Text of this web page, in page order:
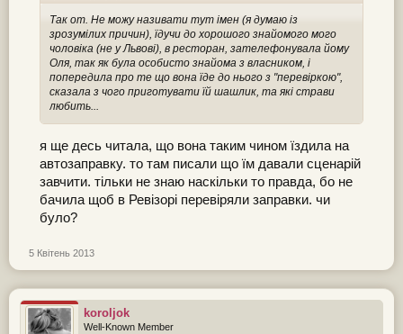
Так от. Не можу називати тут імен (я думаю із
зрозумілих причин), їдучи до хорошого знайомого мого
чоловіка (не у Львові), в ресторан, зателефонувала йому
Оля, так як була особисто знайома з власником, і
попередила про те що вона їде до нього з "перевіркою",
сказала з чого приготувати їй шашлик, та які страви
любить...
я ще десь читала, що вона таким чином їздила на
автозаправку. то там писали що їм давали сценарій
завчити. тільки не знаю наскільки то правда, бо не
бачила щоб в Ревізорі перевіряли заправки. чи
було?
5 Квітень 2013
koroljok
Well-Known Member